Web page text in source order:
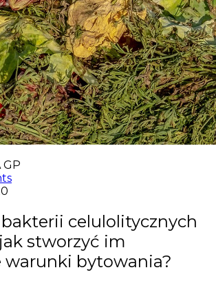
GP
celulolitycznych
stworzyć im
warunki bytowania?